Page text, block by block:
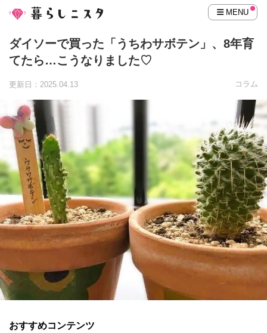
MENU
ダイソーで買った「うちわサボテン」、8年育
てたら…こうなりました♡
更新日：2025.04.13 コラム
おすすめコンテンツ